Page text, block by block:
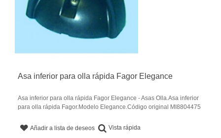
Asa inferior para olla rápida Fagor Elegance
Asa inferior para olla rápida Fagor Elegance - Asas Olla.Asa inferior
para olla rápida Fagor.Modelo Elegance.Código original MI8804475
Añadir a lista de deseos Vista rápida